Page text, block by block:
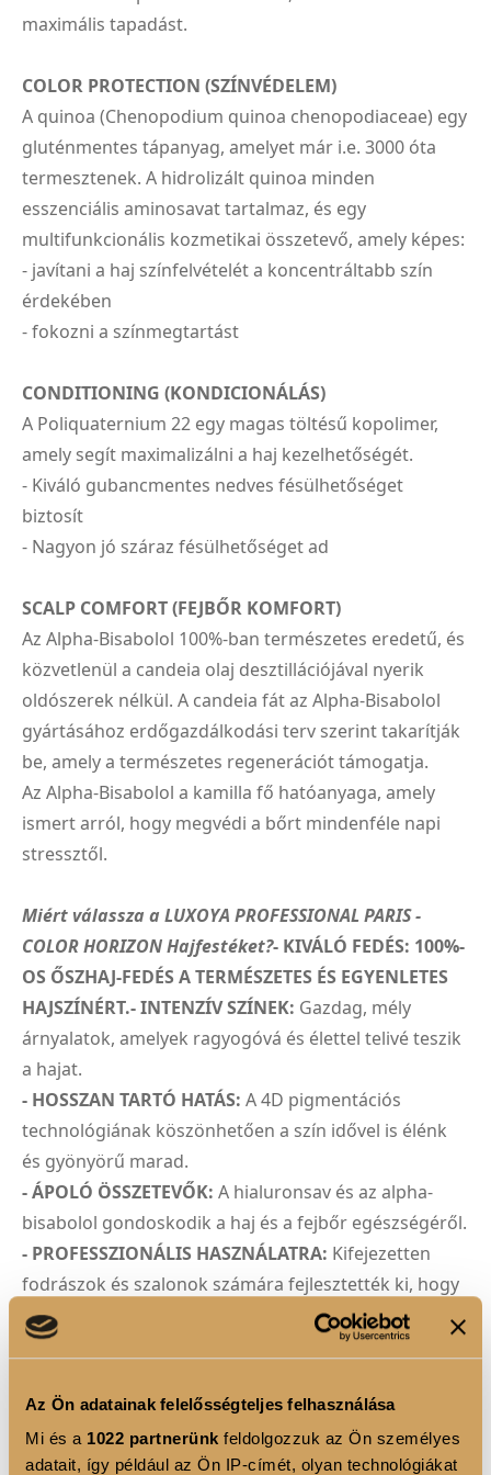
Az Ön adatainak felelősségteljes felhasználása
Mi és a 1022 partnerünk feldolgozzuk az Ön személyes
adatait, így például az Ön IP-címét, olyan technológiákat
maximális tapadást.
COLOR PROTECTION (SZÍNVÉDELEM)
A quinoa (Chenopodium quinoa chenopodiaceae) egy
gluténmentes tápanyag, amelyet már i.e. 3000 óta
termesztenek. A hidrolizált quinoa minden
esszenciális aminosavat tartalmaz, és egy
multifunkcionális kozmetikai összetevő, amely képes:
- javítani a haj színfelvételét a koncentráltabb szín
érdekében
- fokozni a színmegtartást
CONDITIONING (KONDICIONÁLÁS)
A Poliquaternium 22 egy magas töltésű kopolimer,
amely segít maximalizálni a haj kezelhetőségét.
- Kiváló gubancmentes nedves fésülhetőséget
biztosít
- Nagyon jó száraz fésülhetőséget ad
SCALP COMFORT (FEJBŐR KOMFORT)
Az Alpha-Bisabolol 100%-ban természetes eredetű, és
közvetlenül a candeia olaj desztillációjával nyerik
oldószerek nélkül. A candeia fát az Alpha-Bisabolol
gyártásához erdőgazdálkodási terv szerint takarítják
be, amely a természetes regenerációt támogatja.
Az Alpha-Bisabolol a kamilla fő hatóanyaga, amely
ismert arról, hogy megvédi a bőrt mindenféle napi
stressztől.
Miért válassza a LUXOYA PROFESSIONAL PARIS -
COLOR HORIZON Hajfestéket?- KIVÁLÓ FEDÉS: 100%-
OS ŐSZHAJ-FEDÉS A TERMÉSZETES ÉS EGYENLETES
HAJSZÍNÉRT.- INTENZÍV SZÍNEK: Gazdag, mély
árnyalatok, amelyek ragyogóvá és élettel telivé teszik
a hajat.
- HOSSZAN TARTÓ HATÁS: A 4D pigmentációs
technológiának köszönhetően a szín idővel is élénk
és gyönyörű marad.
- ÁPOLÓ ÖSSZETEVŐK: A hialuronsav és az alpha-
bisabolol gondoskodik a haj és a fejbőr egészségéről.
- PROFESSZIONÁLIS HASZNÁLATRA: Kifejezetten
fodrászok és szalonok számára fejlesztették ki, hogy
a vendégek számára a legjobb eredményt biztosítsák.
A Luxoya Professional Paris hajfestékei a 4D
Pigmentációs Technológiával új szintre emelik a
hajszínezést. A 3D technológia révén a pigmentek